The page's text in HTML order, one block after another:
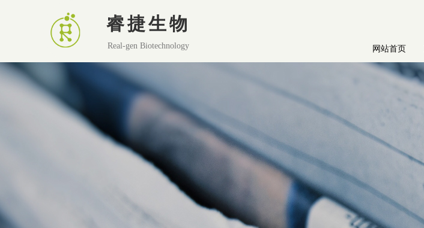
睿捷生物
Real-gen Biotechnology 网站首页